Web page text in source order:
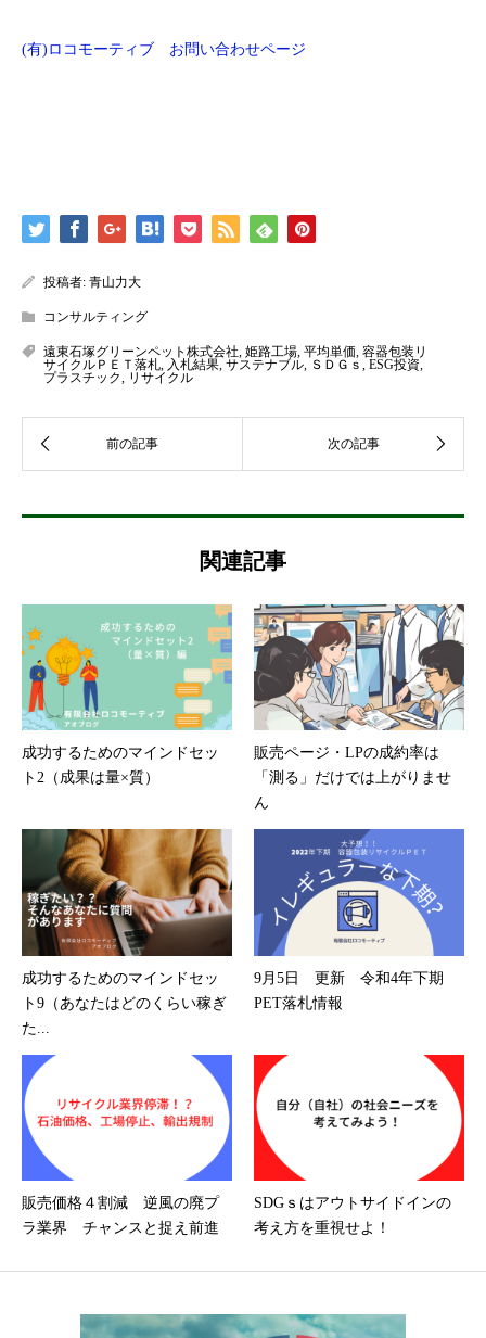
(有)ロコモーティブ お問い合わせページ
投稿者: 青山力大
コンサルティング
遠東石塚グリーンペット株式会社, 姫路工場, 平均単価, 容器包装リ
サイクルＰＥＴ落札, 入札結果, サステナブル, ＳＤＧｓ , ESG投資,
プラスチック, リサイクル
関連記事
成功するためのマインドセッ
ト2（成果は量×質）
販売ページ・LPの成約率は
「測る」だけでは上がりませ
ん
成功するためのマインドセッ
ト9（あなたはどのくらい稼ぎ
た...
9月5日 更新 令和4年下期
PET落札情報
販売価格４割減 逆風の廃プ
ラ業界 チャンスと捉え前進
SDGｓはアウトサイドインの
考え方を重視せよ！